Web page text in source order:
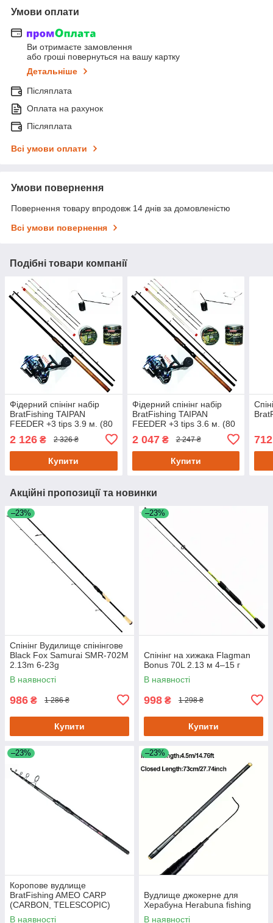
Умови оплати
Ви отримаєте замовлення
або гроші повернуться на вашу картку
Детальніше
Післяплата
Оплата на рахунок
Післяплата
Всі умови оплати
Умови повернення
Повернення товару впродовж 14 днів за домовленістю
Всі умови повернення
Подібні товари компанії
Фідерний спінінг набір
BratFishing TAIPAN
FEEDER +3 tips 3.9 м. (80
2 126 ₴ 2 326 ₴
Купити
Фідерний спінінг набір
BratFishing TAIPAN
FEEDER +3 tips 3.6 м. (80
2 047₴ 2 247 ₴
Купити
712
Акційні пропозиції та новинки
–23%
Спінінг Вудилище спінінгове
Black Fox Samurai SMR-702M
2.13m 6-23g
В наявності
986 ₴ 1 286 ₴
Купити
–23%
Спінінг на хижака Flagman
Bonus 70L 2.13 м 4–15 г
В наявності
998 ₴ 1 298 ₴
Купити
–23%
Коропове вудлище
BratFishing AMEO CARP
(CARBON, TELESCOPIC)
3.00 m / 120-220 g.
В наявності
–23%
Вудлище джокерне для
Херабуна Herabuna fishing
В наявності